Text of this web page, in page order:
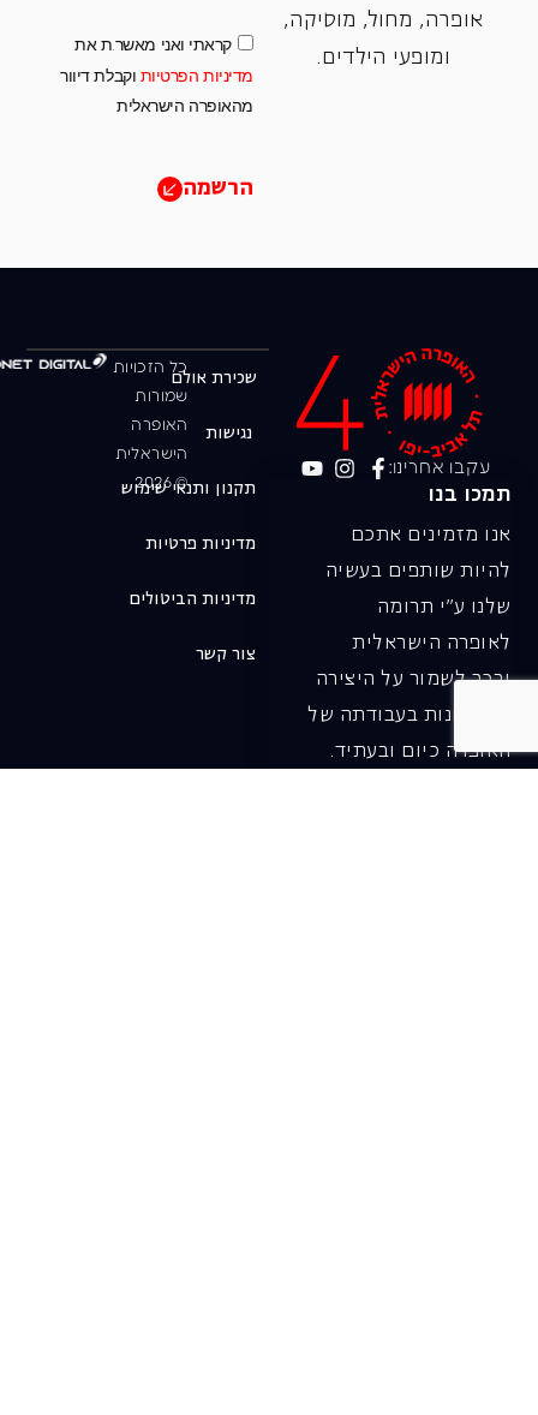
אופרה, ‏מחול, ‏מוסיקה,
ומופעי הילדים.
קראתי ואני מאשר.ת את
מדיניות הפרטיות וקבלת דיוור
מהאופרה הישראלית
הרשמה
עקבו אחרינו:
תמכו בנו
אנו מזמינים אתכם
להיות שותפים בעשיה
שלנו ע"י תרומה
לאופרה הישראלית
ובכך לשמור על היצירה
והחדשנות בעבודתה של
האופרה כיום ובעתיד.
כל הזכויות
שמורות
האופרה
הישראלית
© 2026
שכירת אולם
נגישות
תקנון ותנאי שימוש
מדיניות פרטיות
מדיניות הביטולים
צור קשר